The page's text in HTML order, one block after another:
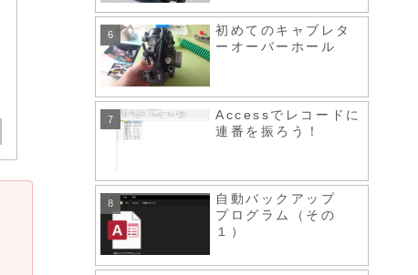
初めてのキャブレタ
ーオーバーホール
Accessでレコードに
連番を振ろう！
自動バックアップ
プログラム（その
１）